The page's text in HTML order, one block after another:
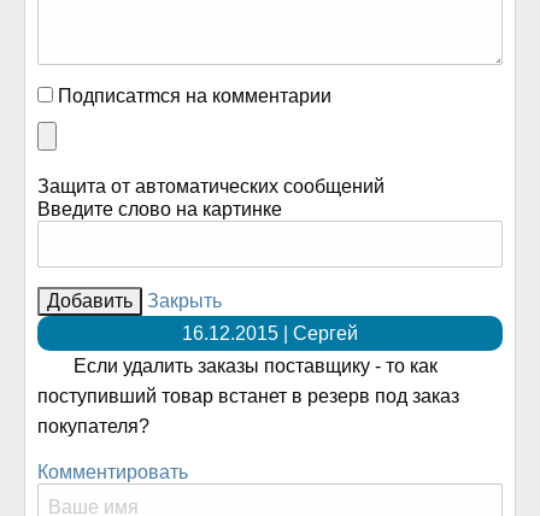
Подписатmся на комментарии
Защита от автоматических сообщений
Введите слово на картинке
Закрыть
16.12.2015 | Сергей
Если удалить заказы поставщику - то как
поступивший товар встанет в резерв под заказ
покупателя?
Комментировать